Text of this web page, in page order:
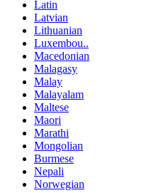
Latin
Latvian
Lithuanian
Luxembou..
Macedonian
Malagasy
Malay
Malayalam
Maltese
Maori
Marathi
Mongolian
Burmese
Nepali
Norwegian